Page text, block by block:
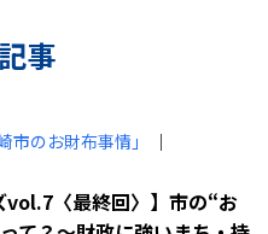
事
市のお財布事情」
｜
vol.7〈最終回〉】市の“お